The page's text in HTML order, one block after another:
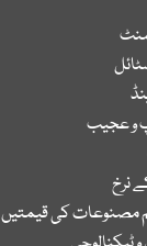
و عجیب
نرخ
مصنوعات کی قیمتیں